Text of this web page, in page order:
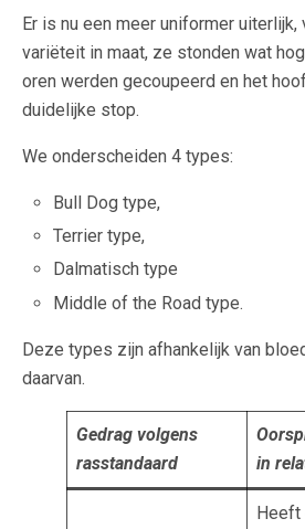
Er is nu een meer uniformer
variëteit in maat, ze stonden wat
oren werden gecoupeerd en het
duidelijke stop.
We onderscheiden 4 types:
Bull Dog type,
Terrier type,
Dalmatisch type
Middle of the Road type.
Deze types zijn afhankelijk van
daarvan.
Gedrag volgens
rasstandaard
in
Heeft